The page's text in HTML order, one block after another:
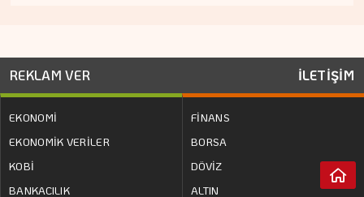
REKLAM VER İLETİŞİM
EKONOMİ
EKONOMİK VERİLER
KOBİ
BANKACILIK
FİNANS
BORSA
DÖVİZ
ALTIN